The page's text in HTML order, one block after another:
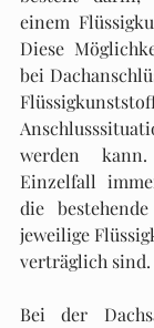
einem
Diese
bei
werden
Einzelfall
die
jeweilige
verträglich sind.
Bei der